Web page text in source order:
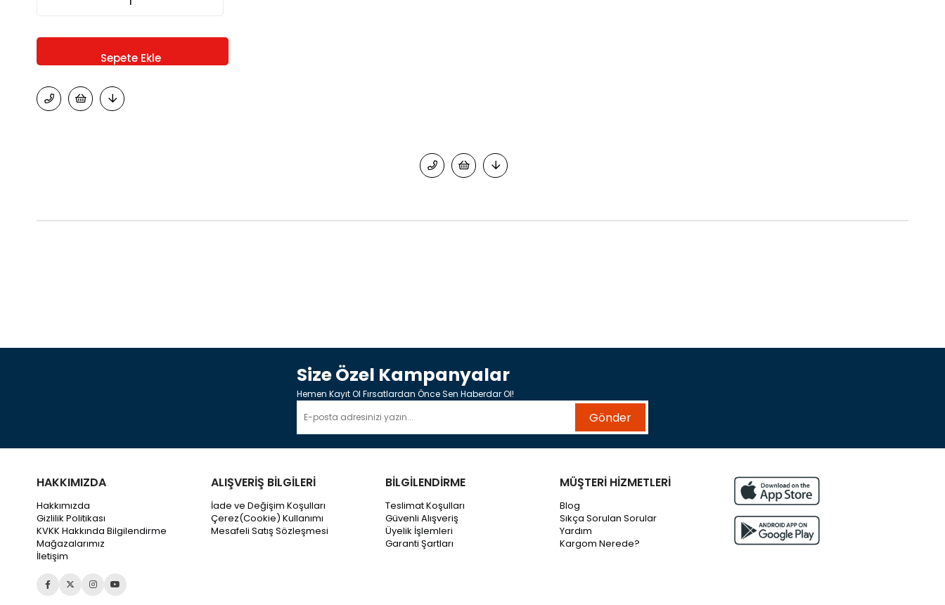
Size Özel Kampanyalar
Hemen Kayıt Ol Fırsatlardan Önce Sen Haberdar Ol!
Gönder
HAKKIMIZDA
Hakkımızda
Gizlilik Politikası
KVKK Hakkında Bilgilendirme
Mağazalarımız
İletişim
ALIŞVERİŞ BİLGİLERİ
İade ve Değişim Koşulları
Çerez(Cookie) Kullanımı
Mesafeli Satış Sözleşmesi
BİLGİLENDİRME
Teslimat Koşulları
Güvenli Alışveriş
Üyelik İşlemleri
Garanti Şartları
MÜŞTERİ HİZMETLERİ
Blog
Sıkça Sorulan Sorular
Yardım
Kargom Nerede?